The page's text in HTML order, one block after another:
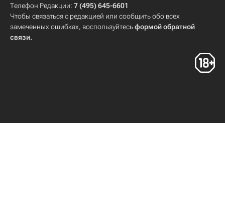
Телефон Редакции: 7 (495) 645-6601
Чтобы связаться с редакцией или сообщить обо всех
замеченных ошибках, воспользуйтесьформой обратной
связи.